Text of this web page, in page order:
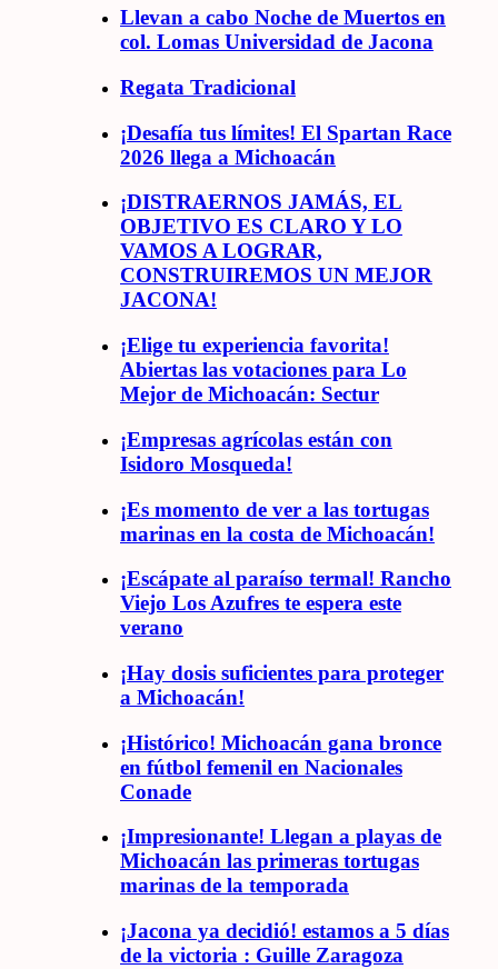
Llevan a cabo Noche de Muertos en
col. Lomas Universidad de Jacona
Regata Tradicional
¡Desafía tus límites! El Spartan Race
2026 llega a Michoacán
¡DISTRAERNOS JAMÁS, EL
OBJETIVO ES CLARO Y LO
VAMOS A LOGRAR,
CONSTRUIREMOS UN MEJOR
JACONA!
¡Elige tu experiencia favorita!
Abiertas las votaciones para Lo
Mejor de Michoacán: Sectur
¡Empresas agrícolas están con
Isidoro Mosqueda!
¡Es momento de ver a las tortugas
marinas en la costa de Michoacán!
¡Escápate al paraíso termal! Rancho
Viejo Los Azufres te espera este
verano
¡Hay dosis suficientes para proteger
a Michoacán!
¡Histórico! Michoacán gana bronce
en fútbol femenil en Nacionales
Conade
¡Impresionante! Llegan a playas de
Michoacán las primeras tortugas
marinas de la temporada
¡Jacona ya decidió! estamos a 5 días
de la victoria : Guille Zaragoza